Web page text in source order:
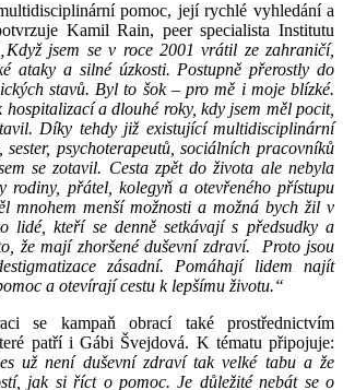
pomoc, její rychlé vyhledání a
Kamil Rain, peer specialista Institutu
„Když jsem se v roce 2001 vrátil ze zahraničí,
ataky a silné úzkosti. Postupně přerostly do
stavů. Byl to šok – pro mě i moje blízké.
hospitalizací a dlouhé roky, kdy jsem měl pocit,
Díky tehdy již existující multidisciplinární
psychoterapeutů, sociálních pracovníků
se zotavil. Cesta zpět do života ale nebyla
rodiny, přátel, kolegyň a otevřeného přístupu
mnohem menší možnosti a možná bych žil v
lidé, kteří se denně setkávají s předsudky a
že mají zhoršené duševní zdraví. Proto jsou
zásadní. Pomáhají lidem najít
a otevírají cestu k lepšímu životu.“
se kampaň obrací také prostřednictvím
patří i Gábi Švejdová. K tématu připojuje:
už není duševní zdraví tak velké tabu a že
jak si říct o pomoc. Je důležité nebát se o